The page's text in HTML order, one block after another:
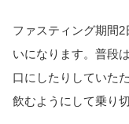
ファスティング期間
いになります。普段
口にしたりしていた
飲むようにして乗り